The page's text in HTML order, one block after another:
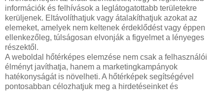
információk és felhívások a leglátogatottabb területekre
kerüljenek. Eltávolíthatjuk vagy átalakíthatjuk azokat az
elemeket, amelyek nem keltenek érdeklődést vagy éppen
ellenkezőleg, túlságosan elvonják a figyelmet a lényeges
részektől.
A weboldal hőtérképes elemzése nem csak a felhasználói
élményt javíthatja, hanem a marketingkampányok
hatékonyságát is növelheti. A hőtérképek segítségével
pontosabban célozhatjuk meg a hirdetéseinket és